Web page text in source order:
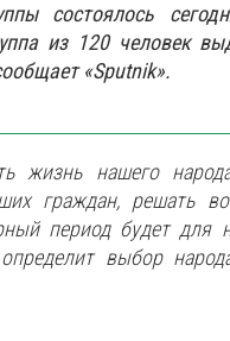
состоялось
из 120 человек
«Sputnik».
жизнь нашего
граждан, решать
период будет для
выбор